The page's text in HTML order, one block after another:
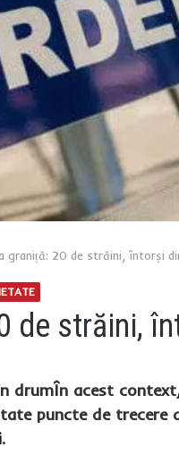
graniță: 20 de străini, întorși
de străini,
acest
puncte de
.